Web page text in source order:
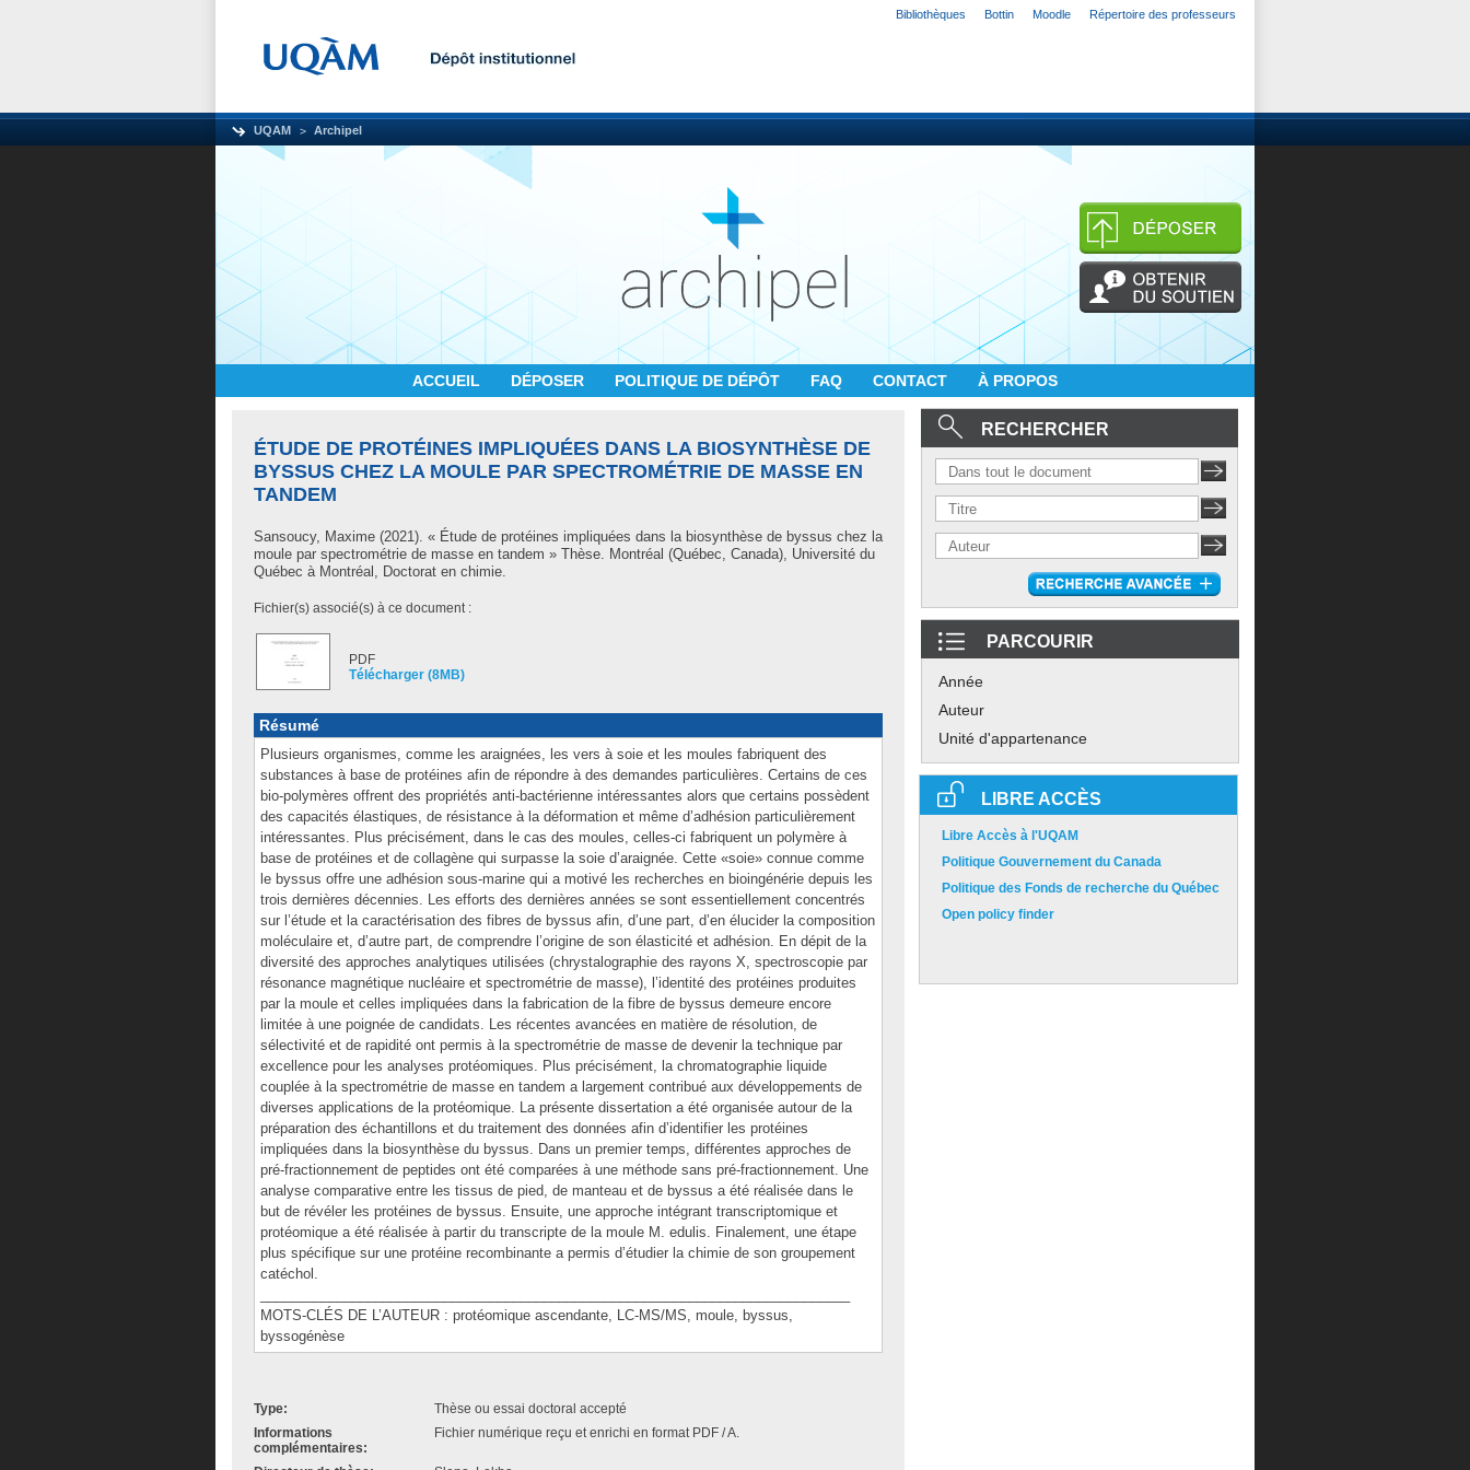
Bibliothèques Bottin Moodle Répertoire des professeurs
UQAM Archipel
ACCUEIL DÉPOSER POLITIQUE DE DÉPÔT FAQ CONTACT À PROPOS
ÉTUDE DE PROTÉINES IMPLIQUÉES DANS LA BIOSYNTHÈSE DE
BYSSUS CHEZ LA MOULE PAR SPECTROMÉTRIE DE MASSE EN
TANDEM
Sansoucy, Maxime (2021). « Étude de protéines impliquées dans la biosynthèse de byssus chez la
moule par spectrométrie de masse en tandem » Thèse. Montréal (Québec, Canada), Université du
Québec à Montréal, Doctorat en chimie.
Fichier(s) associé(s) à ce document :
PDF
Télécharger (8MB)
Résumé
Plusieurs organismes, comme les araignées, les vers à soie et les moules fabriquent des
substances à base de protéines afin de répondre à des demandes particulières. Certains de ces
bio-polymères offrent des propriétés anti-bactérienne intéressantes alors que certains possèdent
des capacités élastiques, de résistance à la déformation et même d’adhésion particulièrement
intéressantes. Plus précisément, dans le cas des moules, celles-ci fabriquent un polymère à
base de protéines et de collagène qui surpasse la soie d’araignée. Cette «soie» connue comme
le byssus offre une adhésion sous-marine qui a motivé les recherches en bioingénérie depuis les
trois dernières décennies. Les efforts des dernières années se sont essentiellement concentrés
sur l’étude et la caractérisation des fibres de byssus afin, d’une part, d’en élucider la composition
moléculaire et, d’autre part, de comprendre l’origine de son élasticité et adhésion. En dépit de la
diversité des approches analytiques utilisées (chrystalographie des rayons X, spectroscopie par
résonance magnétique nucléaire et spectrométrie de masse), l’identité des protéines produites
par la moule et celles impliquées dans la fabrication de la fibre de byssus demeure encore
limitée à une poignée de candidats. Les récentes avancées en matière de résolution, de
sélectivité et de rapidité ont permis à la spectrométrie de masse de devenir la technique par
excellence pour les analyses protéomiques. Plus précisément, la chromatographie liquide
couplée à la spectrométrie de masse en tandem a largement contribué aux développements de
diverses applications de la protéomique. La présente dissertation a été organisée autour de la
préparation des échantillons et du traitement des données afin d’identifier les protéines
impliquées dans la biosynthèse du byssus. Dans un premier temps, différentes approches de
pré-fractionnement de peptides ont été comparées à une méthode sans pré-fractionnement. Une
analyse comparative entre les tissus de pied, de manteau et de byssus a été réalisée dans le
but de révéler les protéines de byssus. Ensuite, une approche intégrant transcriptomique et
protéomique a été réalisée à partir du transcripte de la moule M. edulis. Finalement, une étape
plus spécifique sur une protéine recombinante a permis d’étudier la chimie de son groupement
catéchol.
MOTS-CLÉS DE L’AUTEUR : protéomique ascendante, LC-MS/MS, moule, byssus,
byssogénèse
Type:
Thèse ou essai doctoral accepté
Informations
complémentaires:
Fichier numérique reçu et enrichi en format PDF / A.
RECHERCHER
PARCOURIR
Année
Auteur
Unité d'appartenance
LIBRE ACCÈS
Libre Accès à l'UQAM
Politique Gouvernement du Canada
Politique des Fonds de recherche du Québec
Open policy finder